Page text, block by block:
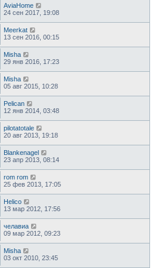
AviaHome
24 сен 2017, 19:08
Meerkat
13 сен 2016, 00:15
Misha
29 янв 2016, 17:23
Misha
05 авг 2015, 10:28
Pelican
12 янв 2014, 03:48
pilotatotale
20 авг 2013, 19:18
Blankenagel
23 апр 2013, 08:14
rom rom
25 фев 2013, 17:05
Helico
13 мар 2012, 17:56
челавиа
09 мар 2012, 09:23
Misha
03 окт 2010, 23:45